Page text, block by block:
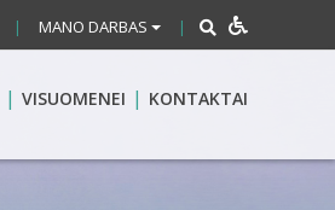
| MANO DARBAS |
VISUOMENEI KONTAKTAI